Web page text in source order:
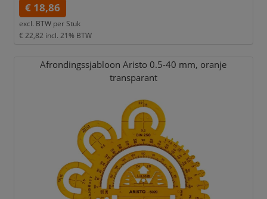
€ 18,86
excl. BTW per Stuk
€ 22,82 incl. 21% BTW
Afrondingssjabloon Aristo 0.5-40 mm, oranje
transparant